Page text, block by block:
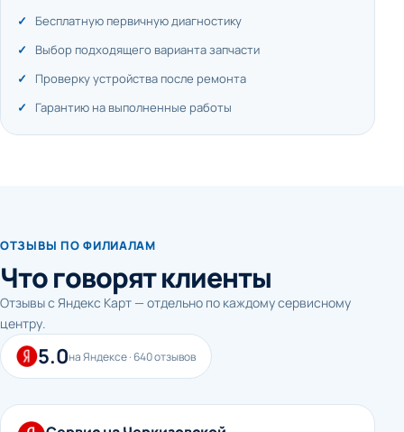
Бесплатную первичную диагностику
Выбор подходящего варианта запчасти
Проверку устройства после ремонта
Гарантию на выполненные работы
ОТЗЫВЫ ПО ФИЛИАЛАМ
Что говорят клиенты
Отзывы с Яндекс Карт — отдельно по каждому сервисному
центру.
5.0на Яндексе · 640 отзывов